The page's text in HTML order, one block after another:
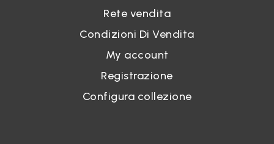
Rete vendita
Condizioni Di Vendita
My account
Registrazione
Configura collezione